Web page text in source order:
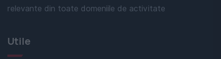
relevante din toate domeniile de activitate
Utile